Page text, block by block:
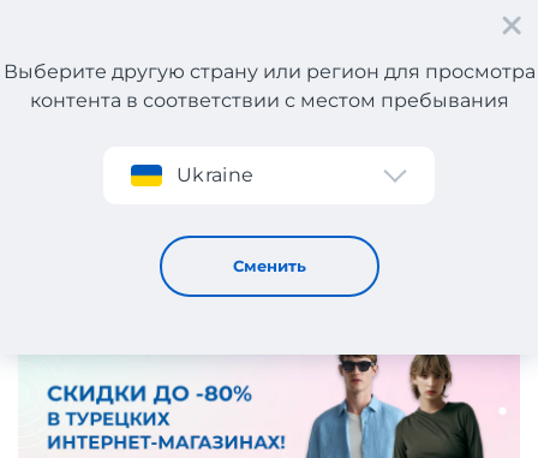
Регистрация
Выберите другую страну или регион для просмотра
контента в соответствии с местом пребывания
Ukraine
Сменить
Скидки до -80% в турецких интернет-магазинах!